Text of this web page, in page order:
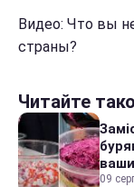
Видео: Что вы
страны?
Читайте
09